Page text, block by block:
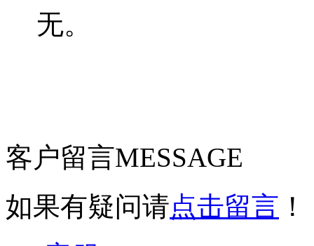
无。
客户留言MESSAGE
如果有疑问请点击留言 ！